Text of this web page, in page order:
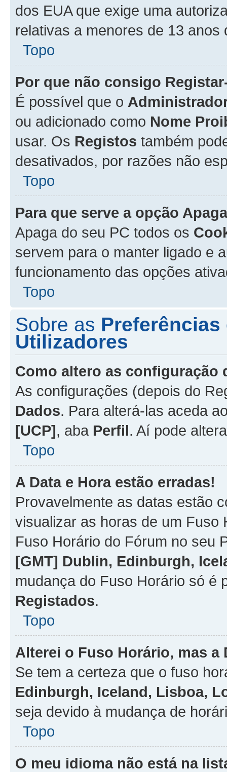
dos EUA que exige uma
relativas a menores de 13 anos
Topo
Por que não consigo
É possível que o
ou adicionado como Nome
usar. Os Registos também
desativados, por razões não
Topo
Para que serve a opção
Apaga do seu PC todos os
servem para o manter ligado e
funcionamento das opções
Topo
Sobre as
Utilizadores
Como altero as configuração
As configurações (depois do
Dados. Para alterá-las aceda
[UCP], aba Perfil. Aí pode
Topo
A Data e Hora estão erradas!
Provavelmente as datas estão
visualizar as horas de um Fuso
Fuso Horário do Fórum no seu
[GMT] Dublin, Edinburgh,
mudança do Fuso Horário só é
Registados.
Topo
Alterei o Fuso Horário, mas a
Se tem a certeza que o fuso
Edinburgh, Iceland, Lisboa,
seja devido à mudança de
Topo
O meu idioma não está na